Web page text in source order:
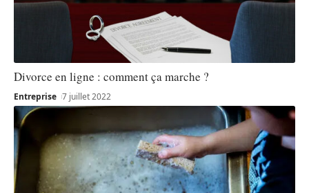
Divorce en ligne : comment ça marche ?
Entreprise 7 juillet 2022